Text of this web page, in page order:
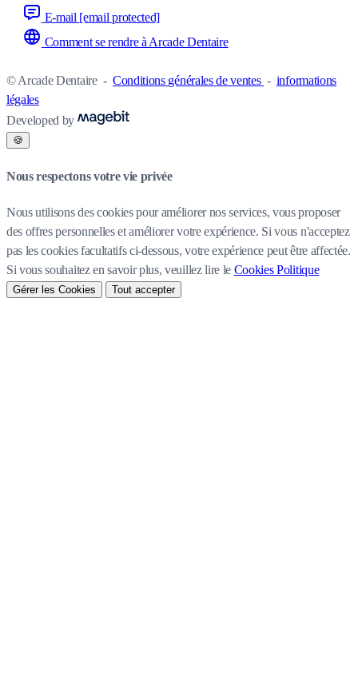
E-mail [email protected]
Comment se rendre à Arcade Dentaire
© Arcade Dentaire - Conditions générales de ventes - informations
légales
Developed by
🍪
Nous respectons votre vie privée
Nous utilisons des cookies pour améliorer nos services, vous proposer
des offres personnelles et améliorer votre expérience. Si vous n'acceptez
pas les cookies facultatifs ci-dessous, votre expérience peut être affectée.
Si vous souhaitez en savoir plus, veuillez lire le Cookies Politique
Gérer les Cookies Tout accepter